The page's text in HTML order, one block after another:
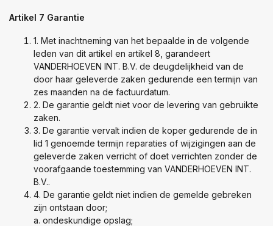
Artikel 7 Garantie
1. Met inachtneming van het bepaalde in de volgende
leden van dit artikel en artikel 8, garandeert
VANDERHOEVEN INT. B.V. de deugdelijkheid van de
door haar geleverde zaken gedurende een termijn van
zes maanden na de factuurdatum.
2. De garantie geldt niet voor de levering van gebruikte
zaken.
3. De garantie vervalt indien de koper gedurende de in
lid 1 genoemde termijn reparaties of wijzigingen aan de
geleverde zaken verricht of doet verrichten zonder de
voorafgaande toestemming van VANDERHOEVEN INT.
B.V..
4. De garantie geldt niet indien de gemelde gebreken
zijn ontstaan door;
a. ondeskundige opslag;